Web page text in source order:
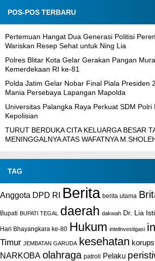
POS-POS TERBARU
Pertemuan Hangat Dua Generasi Politisi
Wariskan Resep Sehat untuk Ning Lia
Polres Blitar Kota Gelar Gerakan Pangan
Kemerdekaan RI ke-81
Polda Jatim Gelar Nobar Final Piala Presiden
Mania Persebaya Lapangan Mapolda
Universitas Palangka Raya Perkuat SDM Polri
Kepolisian
TURUT BERDUKA CITA KELUARGA BESAR
MENINGGALNYA ATAS WAFATNYA
TAG
Anggota DPD RI Berita berita utama
Bupati BUPATI TEGAL daerah dakwah Dr. Lia
Hari Bhayangkara ke-80 Hukum intelinvestigasi
Timur JEMBATAN GARUDA kesehatan
NARKOBA olahraga patroli Pelaku